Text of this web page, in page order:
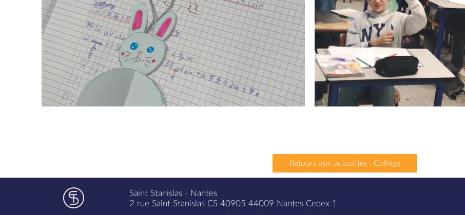
Retours aux actualités : Collège
Saint Stanislas - Nantes
2 rue Saint Stanislas CS 40905 44009 Nantes Cedex 1